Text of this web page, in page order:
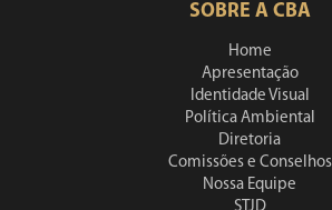
SOBRE A CBA
Home
Apresentação
Identidade Visual
Política Ambiental
Diretoria
Comissões e Conselhos
Nossa Equipe